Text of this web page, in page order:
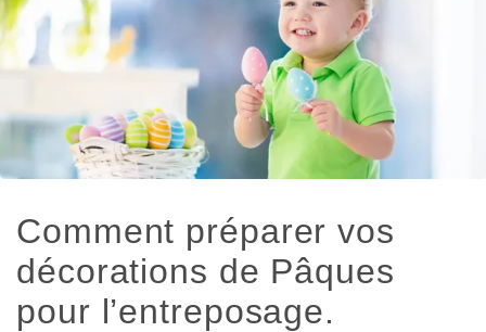
Comment préparer vos
décorations de Pâques
pour l’entreposage.